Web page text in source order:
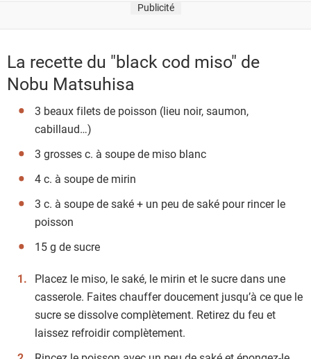
Publicité
La recette du "black cod miso" de
Nobu Matsuhisa
3 beaux filets de poisson (lieu noir, saumon,
cabillaud…)
3 grosses c. à soupe de miso blanc
4 c. à soupe de mirin
3 c. à soupe de saké + un peu de saké pour rincer le
poisson
15 g de sucre
Placez le miso, le saké, le mirin et le sucre dans une
casserole. Faites chauffer doucement jusqu’à ce que le
sucre se dissolve complètement. Retirez du feu et
laissez refroidir complètement.